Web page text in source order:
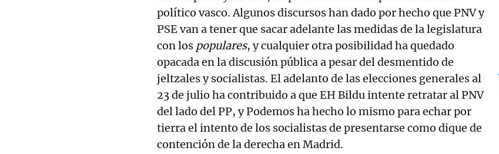
político vasco. Algunos discursos han dado por hecho que PNV y
PSE van a tener que sacar adelante las medidas de la legislatura
con los populares, y cualquier otra posibilidad ha quedado
opacada en la discusión pública a pesar del desmentido de
jeltzales y socialistas. El adelanto de las elecciones generales al
23 de julio ha contribuido a que EH Bildu intente retratar al PNV
del lado del PP, y Podemos ha hecho lo mismo para echar por
tierra el intento de los socialistas de presentarse como dique de
contención de la derecha en Madrid.